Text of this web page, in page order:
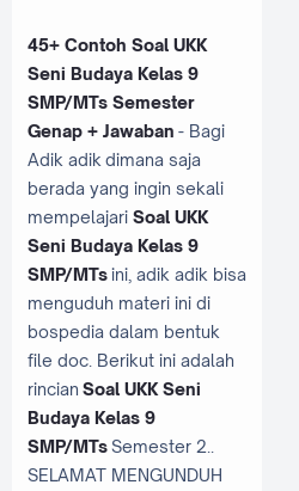
45+ Contoh Soal UKK
Seni Budaya Kelas 9
SMP/MTs Semester
Genap + Jawaban - Bagi
Adik adik dimana saja
berada yang ingin sekali
mempelajari Soal UKK
Seni Budaya Kelas 9
SMP/MTsini, adik adik bisa
menguduh materi ini di
bospedia dalam bentuk
file doc. Berikut ini adalah
rincian Soal UKK Seni
Budaya Kelas 9
SMP/MTsSemester 2..
SELAMAT MENGUNDUH